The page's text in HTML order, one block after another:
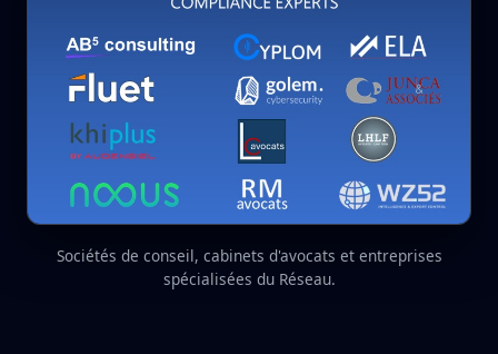
Sociétés de conseil, cabinets d'avocats et entreprises
spécialisées du Réseau.